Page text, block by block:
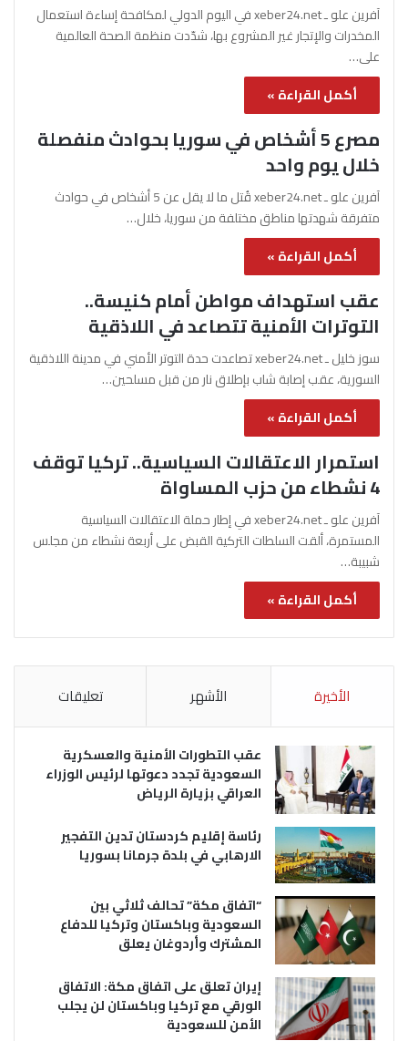
آفرين علو ـ xeber24.net في اليوم الدولي لمكافحة إساءة استعمال
المخدرات والإتجار غير المشروع بها، شدّدت منظمة الصحة العالمية
على…
أكمل القراءة »
مصرع 5 أشخاص في سوريا بحوادث منفصلة
خلال يوم واحد
آفرين علو ـ xeber24.net قُتل ما لا يقل عن 5 أشخاص في حوادث
متفرقة شهدتها مناطق مختلفة من سوريا، خلال…
أكمل القراءة »
عقب استهداف مواطن أمام كنيسة..
التوترات الأمنية تتصاعد في اللاذقية
سوز خليل ـ xeber24.net تصاعدت حدة التوتر الأمني في مدينة اللاذقية
السورية، عقب إصابة شاب بإطلاق نار من قبل مسلحين…
أكمل القراءة »
استمرار الاعتقالات السياسية.. تركيا توقف
4 نشطاء من حزب المساواة
آفرين علو ـ xeber24.net في إطار حملة الاعتقالات السياسية
المستمرة، ألقت السلطات التركية القبض على أربعة نشطاء من مجلس
شبيبة…
أكمل القراءة »
الأخيرة الأشهر تعليقات
عقب التطورات الأمنية والعسكرية
السعودية تجدد دعوتها لرئيس الوزراء
العراقي بزيارة الرياض
رئاسة إقليم كردستان تدين التفجير
الارهابي في بلدة جرمانا بسوريا
“اتفاق مكة” تحالف ثلاثي بين
السعودية وباكستان وتركيا للدفاع
المشترك وأردوغان يعلق
إيران تعلق على اتفاق مكة: الاتفاق
الورقي مع تركيا وباكستان لن يجلب
الأمن للسعودية